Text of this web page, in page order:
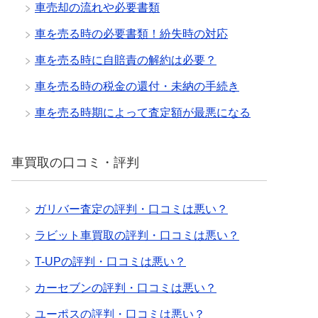
車売却の流れや必要書類
車を売る時の必要書類！紛失時の対応
車を売る時に自賠責の解約は必要？
車を売る時の税金の還付・未納の手続き
車を売る時期によって査定額が最悪になる
車買取の口コミ・評判
ガリバー査定の評判・口コミは悪い？
ラビット車買取の評判・口コミは悪い？
T-UPの評判・口コミは悪い？
カーセブンの評判・口コミは悪い？
ユーポスの評判・口コミは悪い？